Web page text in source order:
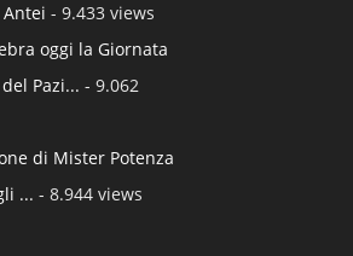
- 9.433 views
oggi la Giornata
Pazi... - 9.062
di Mister Potenza
... - 8.944 views